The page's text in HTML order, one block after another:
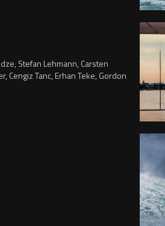
Stefan Lehmann, Carsten
Cengiz Tanc, Erhan Teke, Gordon